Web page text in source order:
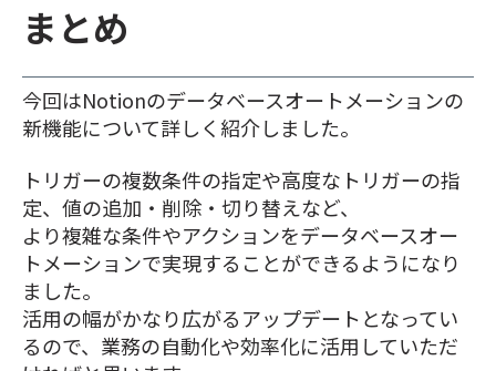
まとめ
今回はNotionのデータベースオートメーションの
新機能について詳しく紹介しました。
トリガーの複数条件の指定や高度なトリガーの指
定、値の追加・削除・切り替えなど、
より複雑な条件やアクションをデータベースオー
トメーションで実現することができるようになり
ました。
活用の幅がかなり広がるアップデートとなってい
るので、業務の自動化や効率化に活用していただ